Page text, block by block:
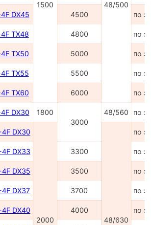
1500 48/500
DX45 4500 по
TX48 4800 по
TX50 5000 по
TX55 5500 по
TX60 6000 по
DX30
1800
3000
48/560 по
DX30
2000 48/630
по
DX33 3300 по
DX35 3500 по
DX37 3700 по
DX40 4000 по